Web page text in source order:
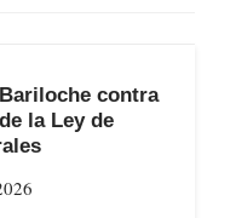
contra
la Ley de